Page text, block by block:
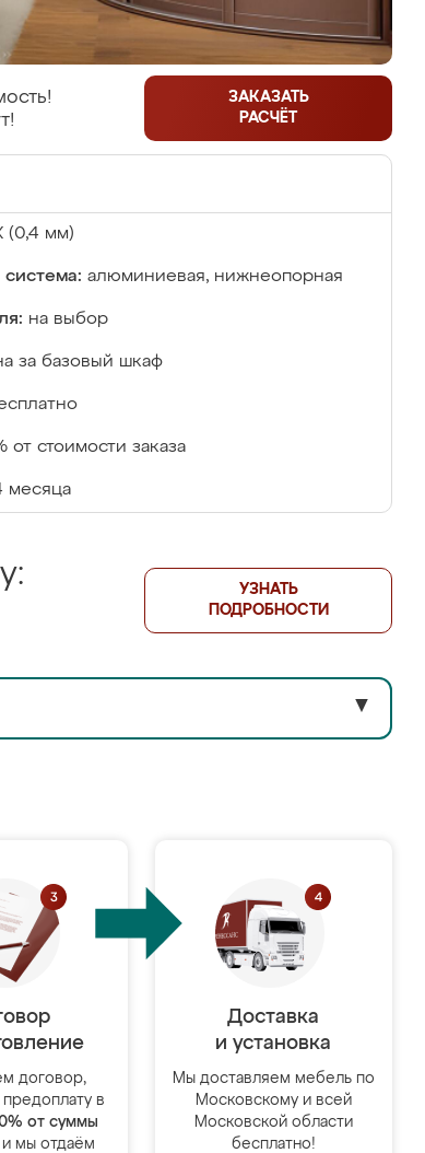
ЗАКАЗАТЬ
РАСЧЁТ
(0,4 мм)
алюминиевая, нижнеопорная
на выбор
за базовый шкаф
от стоимости заказа
месяца
УЗНАТЬ
ПОДРОБНОСТИ
▼
договор,
в
от суммы
и мы отдаём
Доставка
и установка
Мы доставляем мебель по
Московскому и всей
Московской области
бесплатно!